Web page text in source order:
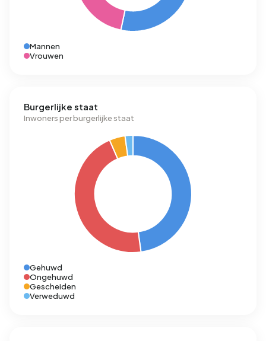
Mannen
Vrouwen
Burgerlijke staat
Inwoners per burgerlijke staat
Gehuwd
Ongehuwd
Gescheiden
Verweduwd